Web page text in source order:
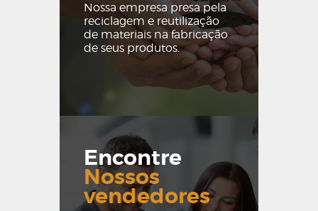
Nossa empresa presa pela
reciclagem e reutilização
de materiais na fabricação
de seus produtos.
Encontre
Nossos
vendedores